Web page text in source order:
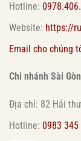
Hotline:
Website: https://
Email cho chúng
Chi nhánh Sài
Địa chỉ: 82 Hải
Hotline: 0983 345